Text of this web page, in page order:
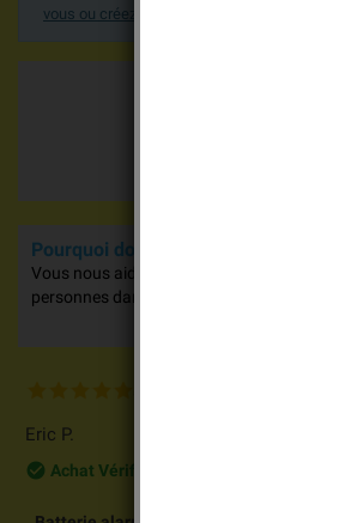
vous ou créez un compte
Pourquoi donner votre avis sur nos
Vous nous aidez à nous améliorer et vous
personnes dans leurs achats en
Eric P.
check_circle_outline
Achat Vérifié